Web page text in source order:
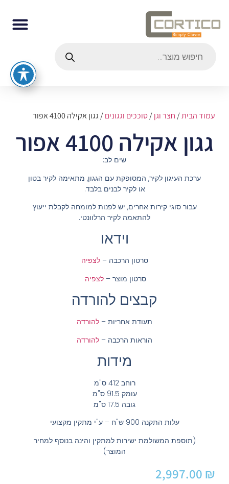
עמוד הבית/חצר וגן/סוככים וגגונים/ גגון אקילה 4100 אפור
גגון אקילה 4100 אפור
שים לב:
ערכת העיגון לקיר, המסופקת עם הגגון, מתאימה לקיר בטון
או לקיר לבנים בלבד.
עבור סוגי קירות אחרים, יש לפנות למומחה לקבלת ייעוץ
להתאמה לקיר הרלוונטי.
וידאו
סרטון הרכבה –לצפיה
סרטון מוצר – לצפיה
קבצים להורדה
תעודת אחריות – להורדה
הוראות הרכבה – להורדה
מידות
רוחב 412 ס"מ
עומק 91.5 ס"מ
גובה 17.5 ס"מ
עלות התקנה 900 ש"ח – ע"י מתקין מקצועי
(תוספת המשולמת ישירות למתקין והינה בנוסף למחיר
המוצר)
2,997.00 ₪